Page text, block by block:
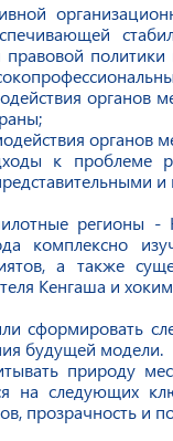
правовой
органов
органов
к проблеме
и
регионы -
комплексно
а также
Кенгаша и
сформировать
будущей модели.
природу
на следующих
прозрачность и